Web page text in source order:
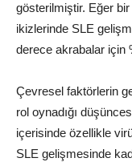
gösterilmiştir. Eğer
ikizlerinde SLE
derece akrabalar için
Çevresel faktörlerin
rol oynadığı
içerisinde özellikle
SLE gelişmesinde